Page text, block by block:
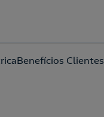
Benefícios Clientes
datos.